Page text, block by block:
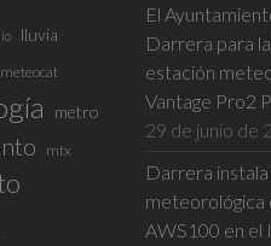
lluvia
meteocat
metro
mtx
El
Darrera para
estación
Vantage Pro2
29 de junio de
Darrera
meteorológica
AWS100 en el